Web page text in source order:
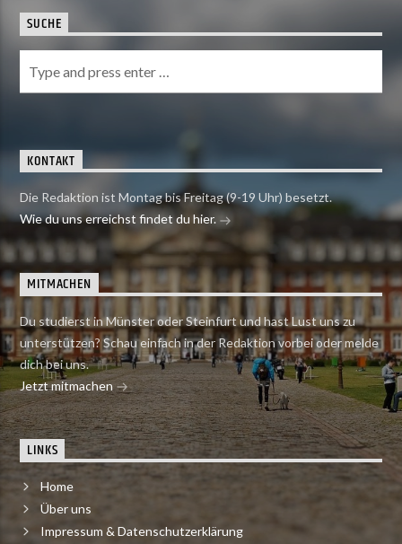
SUCHE
KONTAKT
Die Redaktion ist Montag bis Freitag (9-19 Uhr) besetzt.
Wie du uns erreichst findet du hier.
MITMACHEN
Du studierst in Münster oder Steinfurt und hast Lust uns zu
unterstützen? Schau einfach in der Redaktion vorbei oder melde
dich bei uns.
Jetzt mitmachen
LINKS
Home
Über uns
Impressum & Datenschutzerklärung